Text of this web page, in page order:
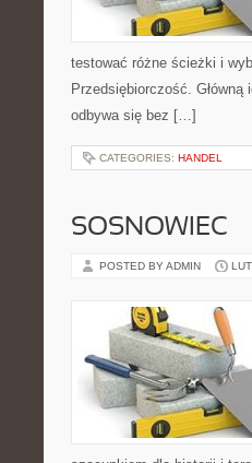
testować różne ścieżki i
Przedsiębiorczość.
odbywa się bez […]
CATEGORIES: HANDEL
SOSNOWIEC
POSTED BY ADMIN